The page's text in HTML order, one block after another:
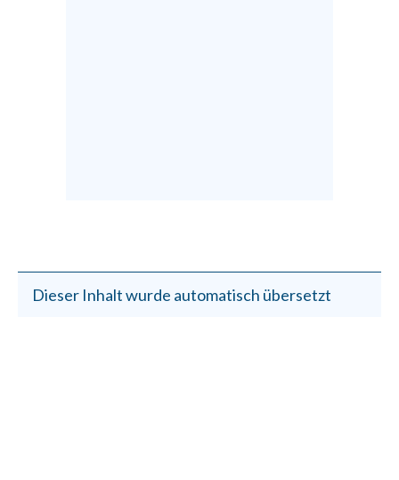
Dieser Inhalt wurde automatisch übersetzt